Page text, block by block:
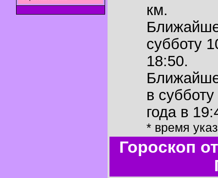
км.
субботу
18:50.
в
года в
* время
Гороскоп